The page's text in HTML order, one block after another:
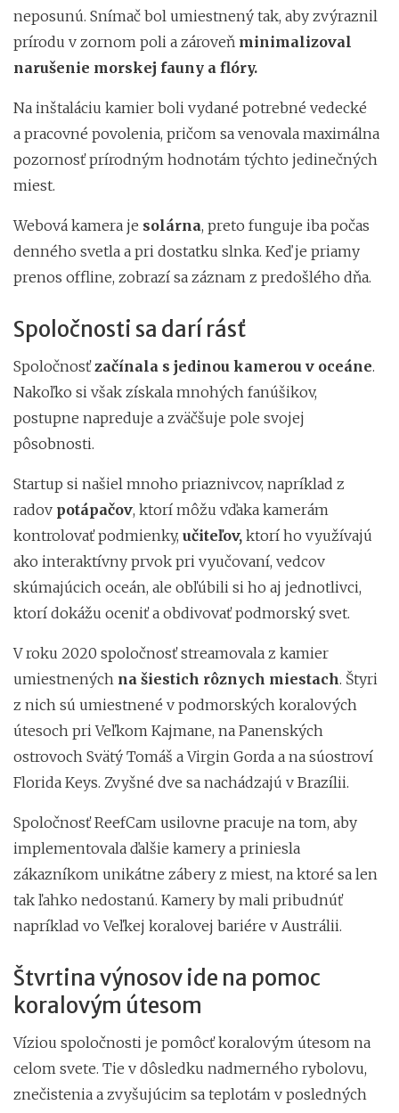
neposunú. Snímač bol umiestnený tak, aby zvýraznil
prírodu v zornom poli a zároveň minimalizoval
narušenie morskej fauny a flóry.
Na inštaláciu kamier boli vydané potrebné vedecké
a pracovné povolenia, pričom sa venovala maximálna
pozornosť prírodným hodnotám týchto jedinečných
miest.
Webová kamera je solárna, preto funguje iba počas
denného svetla a pri dostatku slnka. Keď je priamy
prenos offline, zobrazí sa záznam z predošlého dňa.
Spoločnosti sa darí rásť
Spoločnosťzačínala s jedinou kamerou v oceáne.
Nakoľko si však získala mnohých fanúšikov,
postupne napreduje a zväčšuje pole svojej
pôsobnosti.
Startup si našiel mnoho priaznivcov, napríklad z
radov potápačov, ktorí môžu vďaka kamerám
kontrolovať podmienky, učiteľov, ktorí ho využívajú
ako interaktívny prvok pri vyučovaní, vedcov
skúmajúcich oceán, ale obľúbili si ho aj jednotlivci,
ktorí dokážu oceniť a obdivovať podmorský svet.
V roku 2020 spoločnosť streamovala z kamier
umiestnených na šiestich rôznych miestach. Štyri
z nich sú umiestnené v podmorských koralových
útesoch pri Veľkom Kajmane, na Panenských
ostrovoch Svätý Tomáš a Virgin Gorda a na súostroví
Florida Keys. Zvyšné dve sa nachádzajú v Brazílii.
Spoločnosť ReefCam usilovne pracuje na tom, aby
implementovala ďalšie kamery a priniesla
zákazníkom unikátne zábery z miest, na ktoré sa len
tak ľahko nedostanú. Kamery by mali pribudnúť
napríklad vo Veľkej koralovej bariére v Austrálii.
Štvrtina výnosov ide na pomoc
koralovým útesom
Víziou spoločnosti je pomôcť koralovým útesom na
celom svete. Tie v dôsledku nadmerného rybolovu,
znečistenia a zvyšujúcim sa teplotám v posledných